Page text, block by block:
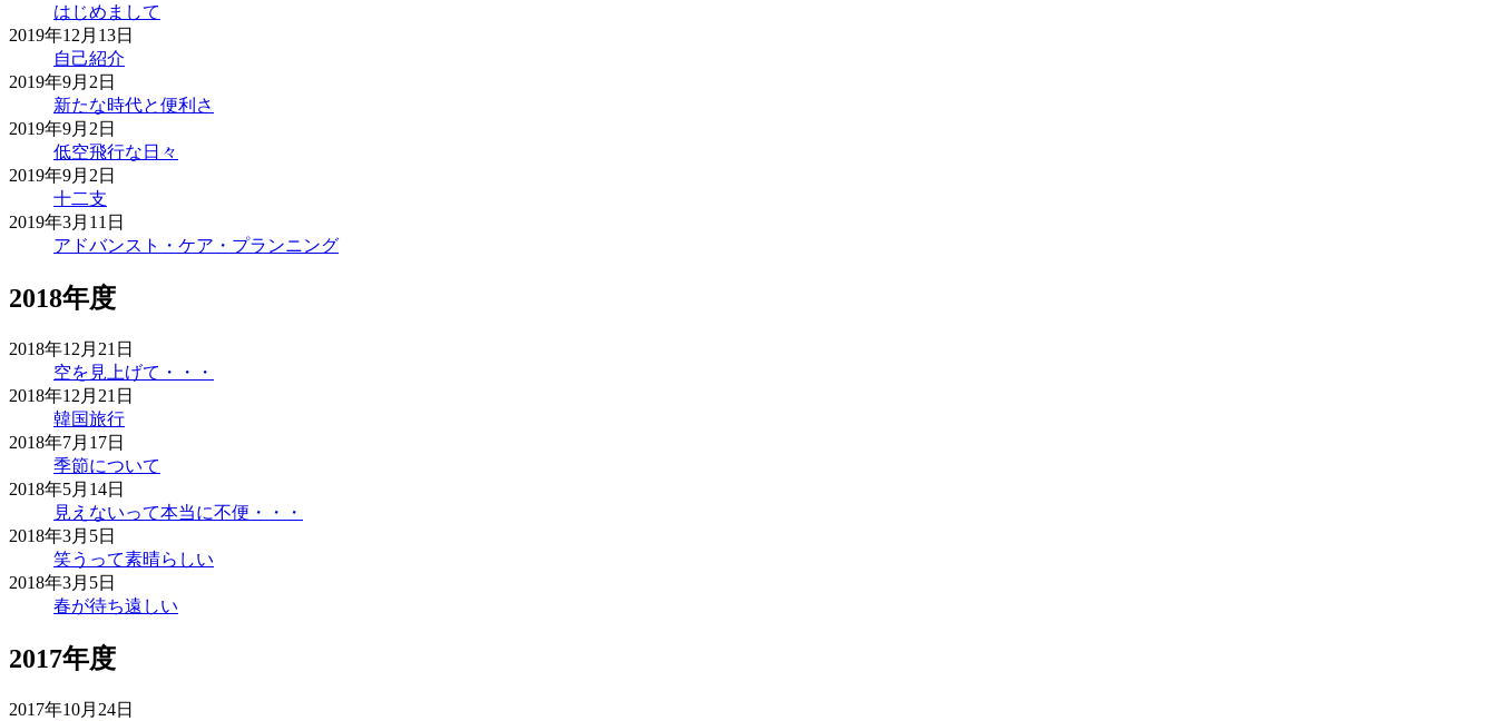
はじめまして
2019年12月13日
自己紹介
2019年9月2日
新たな時代と便利さ
2019年9月2日
低空飛行な日々
2019年9月2日
十二支
2019年3月11日
アドバンスト・ケア・プランニング
2018年度
2018年12月21日
空を見上げて・・・
2018年12月21日
韓国旅行
2018年7月17日
季節について
2018年5月14日
見えないって本当に不便・・・
2018年3月5日
笑うって素晴らしい
2018年3月5日
春が待ち遠しい
2017年度
2017年10月24日